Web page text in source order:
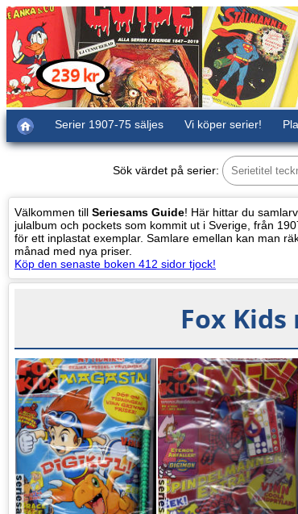
Serier 1907-75 säljes Vi köper serier!
Sök värdet på serier:
Välkommen till Seriesams Guide! Här hittar du
julalbum och pockets som kommit ut i Sverige, från
för ett inplastat exemplar. Samlare emellan kan man
månad med nya priser.
Köp den senaste boken 412 sidor tjock!
Fox Kids